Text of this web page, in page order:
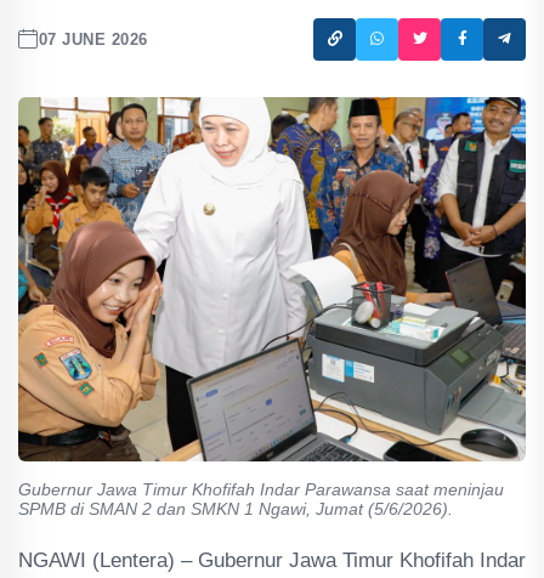
07 JUNE 2026
Gubernur Jawa Timur Khofifah Indar Parawansa saat meninjau
SPMB di SMAN 2 dan SMKN 1 Ngawi, Jumat (5/6/2026).
NGAWI (Lentera) – Gubernur Jawa Timur Khofifah Indar